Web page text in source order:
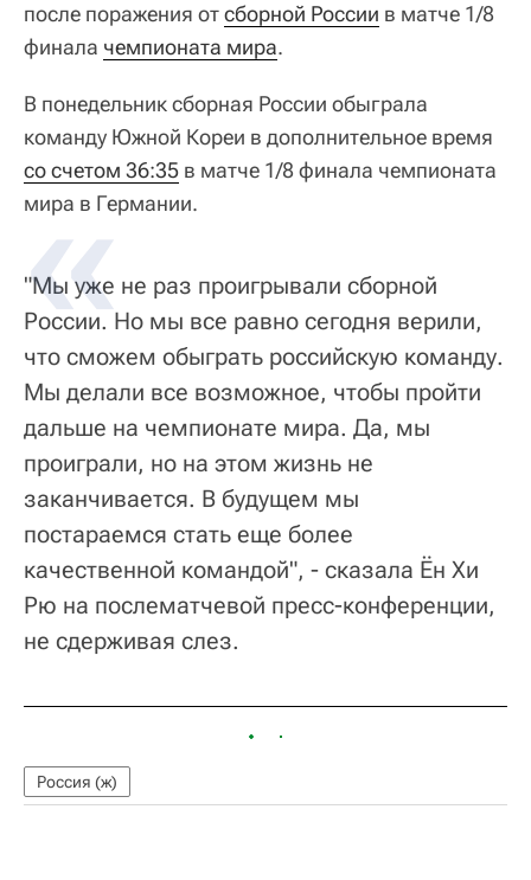
после поражения отсборной России в матче 1/8
финала чемпионата мира.
В понедельник сборная России обыграла
команду Южной Кореи в дополнительное время
со счетом 36:35 в матче 1/8 финала чемпионата
мира в Германии.
"Мы уже не раз проигрывали сборной
России. Но мы все равно сегодня верили,
что сможем обыграть российскую команду.
Мы делали все возможное, чтобы пройти
дальше на чемпионате мира. Да, мы
проиграли, но на этом жизнь не
заканчивается. В будущем мы
постараемся стать еще более
качественной командой", - сказала Ён Хи
Рю на послематчевой пресс-конференции,
не сдерживая слез.
Россия (ж)